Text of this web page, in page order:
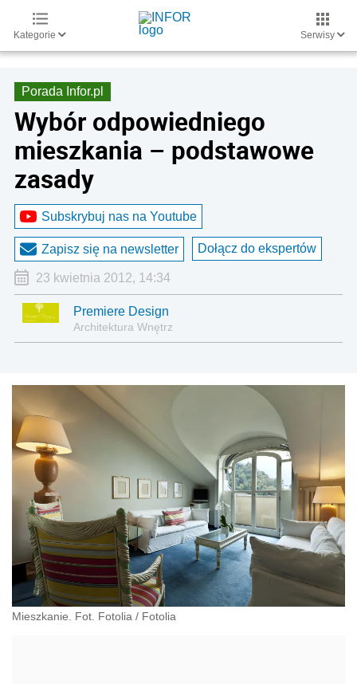
Kategorie Serwisy
Porada Infor.pl
Wybór odpowiedniego
mieszkania – podstawowe
zasady
Subskrybuj nas na Youtube
Zapisz się na newsletter Dołącz do ekspertów
23 kwietnia 2012, 14:34
Premiere Design
Architektura Wnętrz
Mieszkanie. Fot. Fotolia / Fotolia